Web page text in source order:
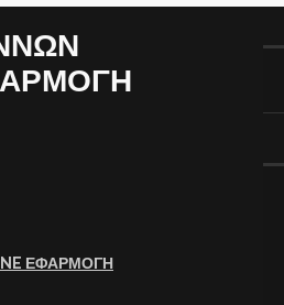
ΕΦΑΡΜΟΓΗ